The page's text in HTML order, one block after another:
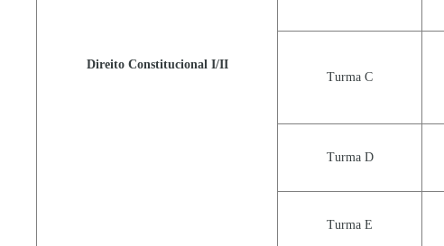
Direito Constitucional I/II
Turma C
Turma D
Turma E